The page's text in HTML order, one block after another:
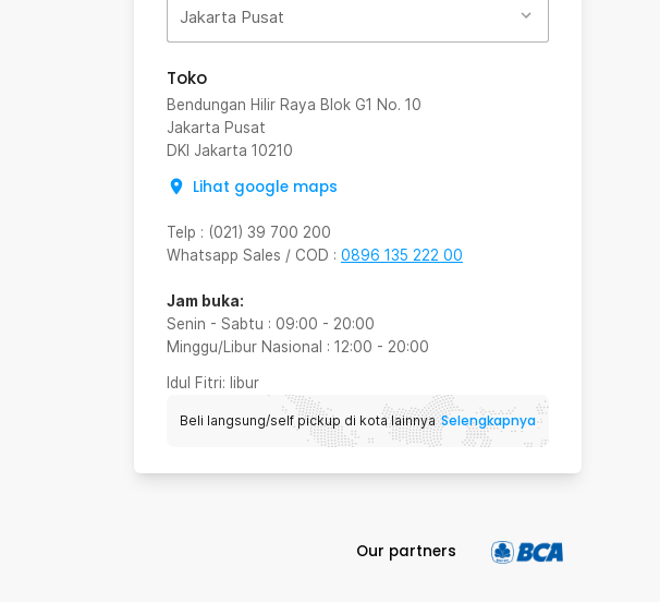
Jakarta Pusat
Toko
Bendungan Hilir Raya Blok G1 No. 10
Jakarta Pusat
DKI Jakarta 10210
Lihat google maps
Telp : (021) 39 700 200
Whatsapp Sales / COD : 0896 135 222 00
Jam buka:
Senin - Sabtu : 09:00 - 20:00
Minggu/Libur Nasional : 12:00 - 20:00
Idul Fitri: libur
Beli langsung/self pickup di kota lainnya Selengkapnya
Our partners